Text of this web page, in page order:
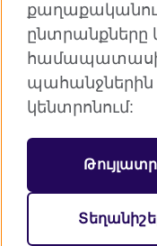
Տեղանիշեր
Կայքի քարտեզ
© 2026 British Council
Բրիտանական
(Շոտլանդիա)
ընտրանքները
պահանջներին
կենտրոնում: